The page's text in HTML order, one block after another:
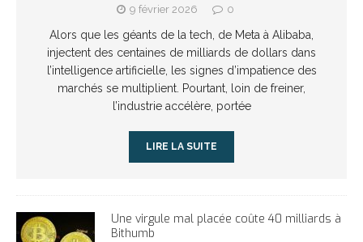
9 février 2026 0
Alors que les géants de la tech, de Meta à Alibaba,
injectent des centaines de milliards de dollars dans
l’intelligence artificielle, les signes d’impatience des
marchés se multiplient. Pourtant, loin de freiner,
l’industrie accélère, portée
LIRE LA SUITE
Une virgule mal placée coûte 40 milliards à
Bithumb